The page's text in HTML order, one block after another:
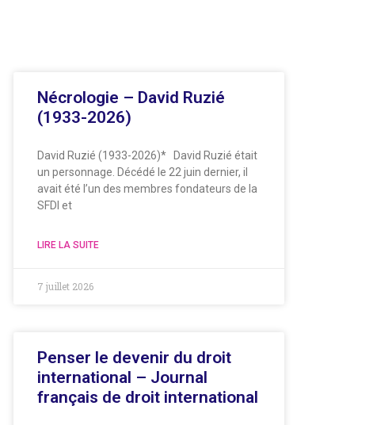
Nécrologie – David Ruzié
(1933-2026)
David Ruzié (1933-2026)* David Ruzié était
un personnage. Décédé le 22 juin dernier, il
avait été l’un des membres fondateurs de la
SFDI et
LIRE LA SUITE
7 juillet 2026
Penser le devenir du droit
international – Journal
français de droit international